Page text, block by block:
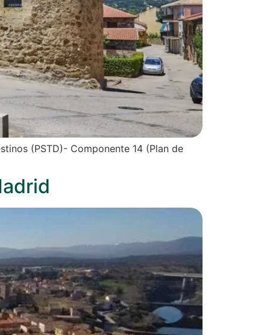
(PSTD)- Componente 14 (Plan de